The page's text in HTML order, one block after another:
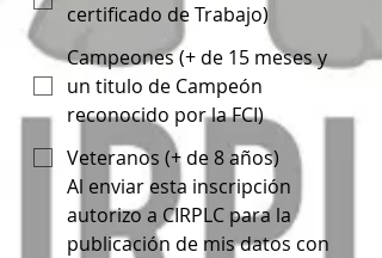
certificado de Trabajo)
Campeones (+ de 15 meses y
un titulo de Campeón
reconocido por la FCI)
Veteranos (+ de 8 años)
Al enviar esta inscripción
autorizo a CIRPLC para la
publicación de mis datos con